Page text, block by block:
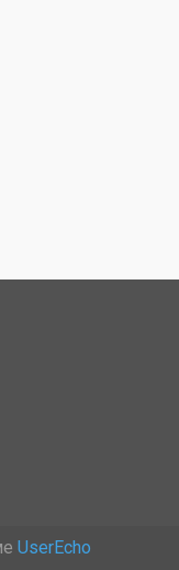
UserEcho